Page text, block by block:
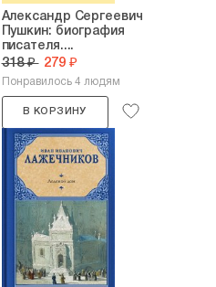
Александр Сергеевич
Пушкин: биография
писателя....
318 ₽ 279 ₽
Понравилось 4 людям
В КОРЗИНУ